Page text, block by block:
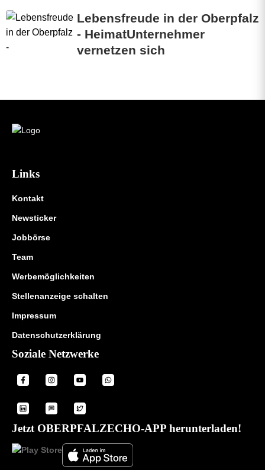
Lebensfreude in der Oberpfalz
- HeimatUnternehmer
vernetzen sich
Links
Kontakt
Newsticker
Jobbörse
Team
Werbemöglichkeiten
Stellenanzeige schalten
Impressum
Datenschutzerklärung
Soziale Netzwerke
Jetzt OBERPFALZECHO-APP herunterladen!